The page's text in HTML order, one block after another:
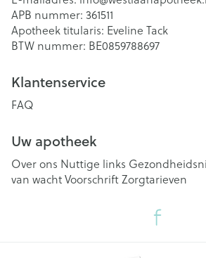
APB nummer: 361511
Apotheek titularis: Eveline Tack
BTW nummer: BE0859788697
Klantenservice
FAQ
Uw apotheek
Over ons Nuttige links
van wachtVoorschriftZorgtarieven